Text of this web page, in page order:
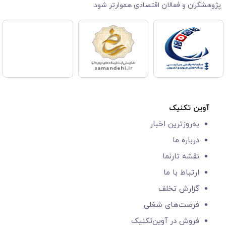
پژوهشگران و فعالان اقتصادی هموارتر شود.
آوین تکنیک
به‌روزترین اخبار
درباره ما
نقشه تارنما
ارتباط با ما
گزارش‌ تخلف
فرصت‌های شغلی
فروش در آوین‌تکنیک